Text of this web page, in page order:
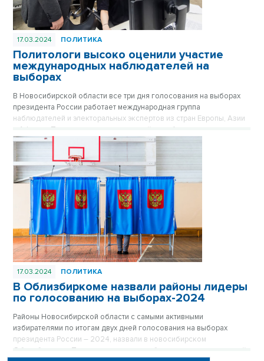
17.03.2024 ПОЛИТИКА
Политологи высоко оценили участие
международных наблюдателей на
выборах
В Новосибирской области все три дня голосования на выборах
президента России работает международная группа
наблюдателей и электоральных экспертов из стран Европы, Азии
и Африки. По итогам первых двух дней, зарубежные гости
сошлись в своих оценках — выборные процессы и процедуры в
России организованы на очень высоком уровне.
17.03.2024 ПОЛИТИКА
В Облизбиркоме назвали районы лидеры
по голосованию на выборах-2024
Районы Новосибирской области с самыми активными
избирателями по итогам двух дней голосования на выборах
президента России – 2024, назвали в новосибирском
Облизбиркоме. Традиционно жители области голосуют активней